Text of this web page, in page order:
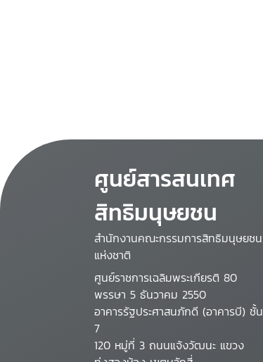
ศูนย์สารสนเทศ
สิทธิมนุษยชน
สำนักงานคณะกรรมการสิทธิมนุษยชน
แห่งชาติ
ศูนย์ราชการเฉลิมพระเกียรติ 80
พรรษา 5 ธันวาคม 2550
อาคารรัฐประศาสนภักดี (อาคารบี) ชั้น
7
120 หมู่ที่ 3 ถนนแจ้งวัฒนะ แขวง